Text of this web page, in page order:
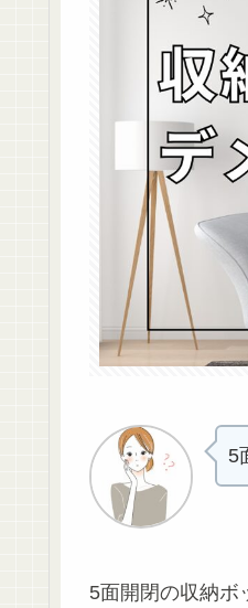
5
5面開閉の収納ボ